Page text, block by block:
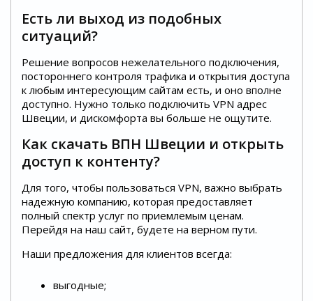
Есть ли выход из подобных
ситуаций?
Решение вопросов нежелательного подключения,
постороннего контроля трафика и открытия доступа
к любым интересующим сайтам есть, и оно вполне
доступно. Нужно только подключить VPN адрес
Швеции, и дискомфорта вы больше не ощутите.
Как скачать ВПН Швеции и открыть
доступ к контенту?
Для того, чтобы пользоваться VPN, важно выбрать
надежную компанию, которая предоставляет
полный спектр услуг по приемлемым ценам.
Перейдя на наш сайт, будете на верном пути.
Наши предложения для клиентов всегда:
выгодные;